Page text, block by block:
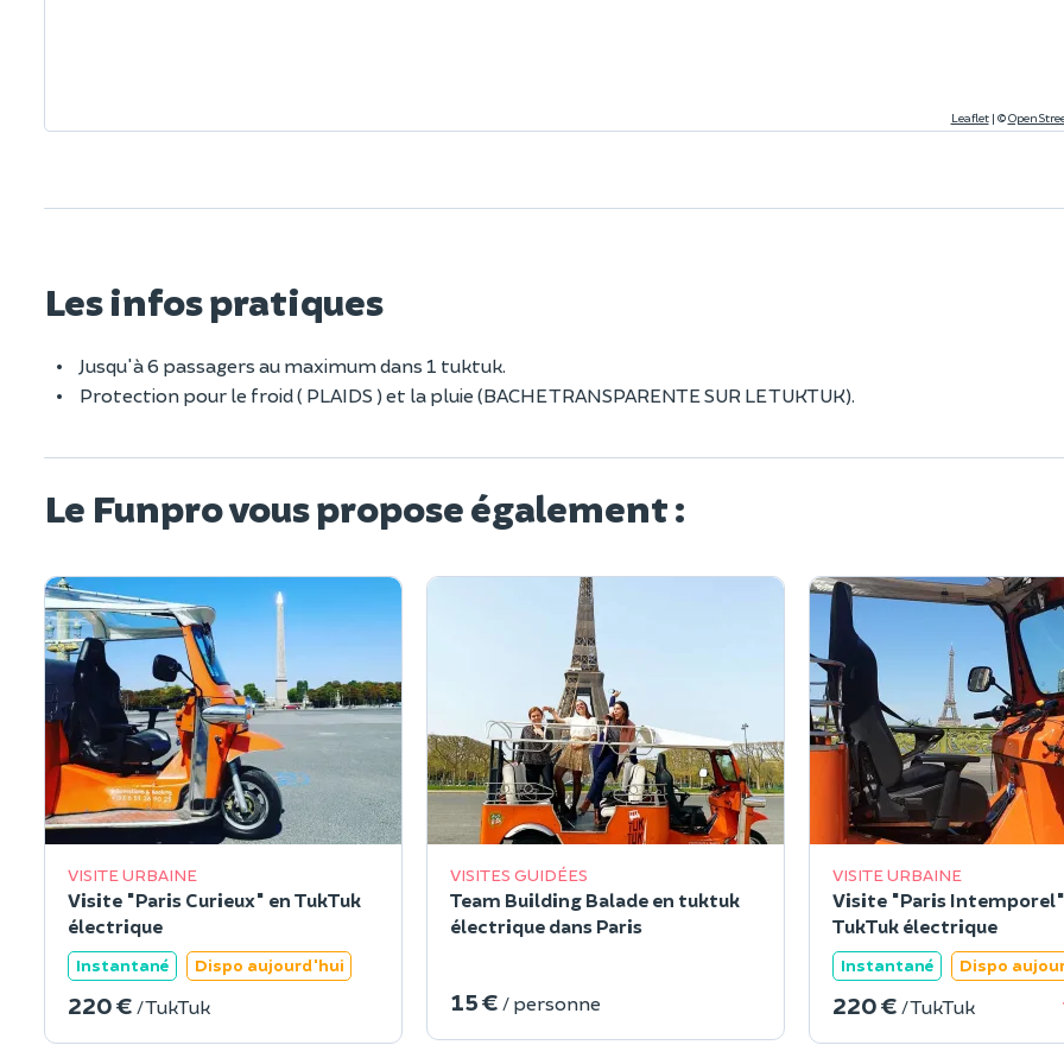
Leaflet | ©
Les infos pratiques
Jusqu'à 6 passagers au maximum dans 1 tuktuk.
Protection pour le froid ( PLAIDS ) et la pluie (BACHE TRANSPARENTE SUR LE TUKTUK).
Le Funpro vous propose également :
VISITE URBAINE
Visite "Paris Curieux" en TukTuk
électrique
Instantané Dispo aujourd'hui
220 € / TukTuk
VISITES GUIDÉES
Team Building Balade en tuktuk
électrique dans Paris
15 € / personne
VISITE URBAINE
Visite "Paris
TukTuk électrique
Instantané Dispo
220 € / TukTuk